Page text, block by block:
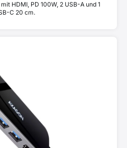
HDMI, PD 100W, 2 USB-A und 1
C 20 cm.